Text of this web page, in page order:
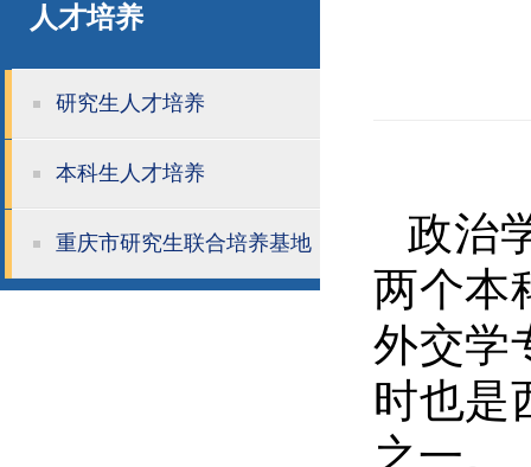
人才培养
研究生人才培养
本科生人才培养
重庆市研究生联合培养基地
政治
两个本
外交学
时也是
之一。